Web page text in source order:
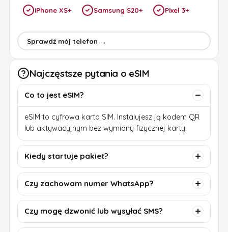
iPhone XS+ Samsung S20+ Pixel 3+
Sprawdź mój telefon →
Najczęstsze pytania o eSIM
Co to jest eSIM?
eSIM to cyfrowa karta SIM. Instalujesz ją kodem QR
lub aktywacyjnym bez wymiany fizycznej karty.
Kiedy startuje pakiet?
Czy zachowam numer WhatsApp?
Czy mogę dzwonić lub wysyłać SMS?